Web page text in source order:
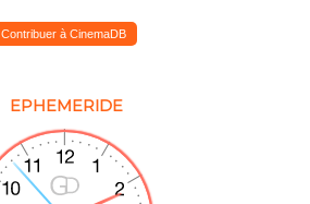
Contribuer à CinemaDB
EPHEMERIDE